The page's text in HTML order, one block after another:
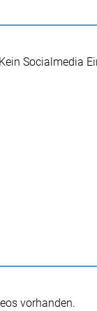
Kein Socialmedia
vorhanden.